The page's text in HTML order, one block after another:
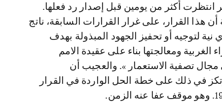
الجزائر انتظرت أكثر من يومين قبل إصدار رد فعلها.
هذا القرار، على غرار القرارات السابقة، ناتج
لتوجيه أو تحفيز الجهود المبذولة بهدف
الغربية ومعالجتها بناء على عقيدة الامم
تصفية الاستعمار ». والعجيب أن
في ذلك على خطة الحل الواردة في القرار